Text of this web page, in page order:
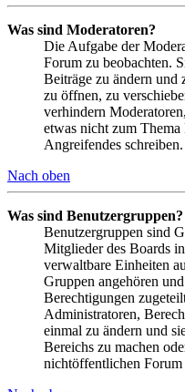
Was sind Moderatoren?
Die Aufgabe der
Forum zu beobachten.
Beiträge zu ändern und
zu öffnen, zu
verhindern
etwas nicht zum Thema
Angreifendes schreiben.
Nach oben
Was sind Benutzergruppen?
Benutzergruppen sind
Mitglieder des Boards
verwaltbare Einheiten
Gruppen angehören
Berechtigungen
Administratoren,
einmal zu ändern und
Bereichs zu machen
nichtöffentlichen Forum